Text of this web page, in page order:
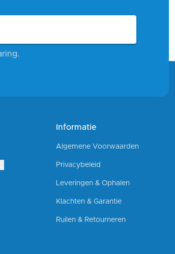
Informatie
Algemene Voorwaarden
Privacybeleid
Leveringen & Ophalen
Klachten & Garantie
Ruilen & Retourneren